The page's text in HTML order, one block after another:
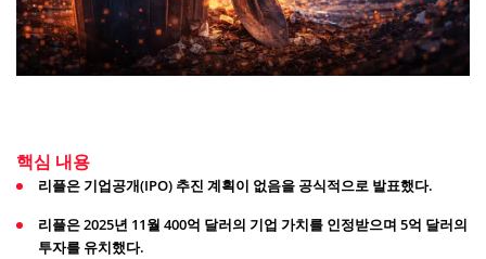
핵심 내용
리플은 기업공개(IPO) 추진 계획이 없음을 공식적으로 발표했다.
리플은 2025년 11월 400억 달러의 기업 가치를 인정받으며 5억 달러의
투자를 유치했다.